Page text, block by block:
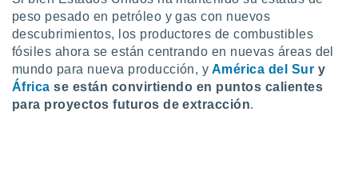
peso pesado en petróleo y gas con nuevos
descubrimientos, los productores de combustibles
fósiles ahora se están centrando en nuevas áreas del
mundo para nueva producción, y América del Sur y
África se están convirtiendo en puntos calientes
para proyectos futuros de extracción.